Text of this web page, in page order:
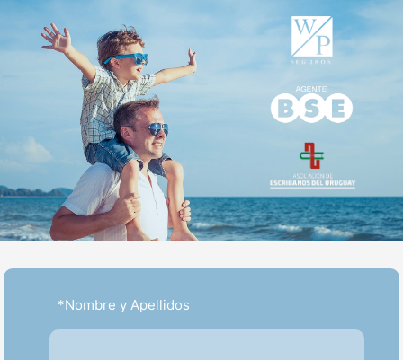
*Nombre y Apellidos